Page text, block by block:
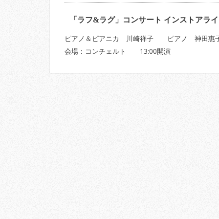
「ラフ&ラグ」コンサート インストアラ
ピアノ＆ピアニカ 川崎祥子 ピアノ 神田惠
会場：コンチェルト 13:00開演